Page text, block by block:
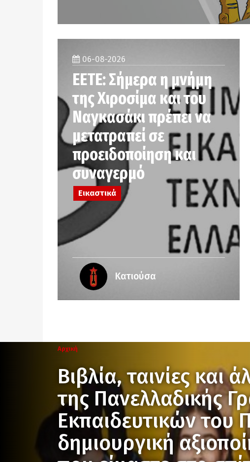
06-08-2026
ΕΕΤΕ: Σήμερα η μνήμη
της Χιροσίμα και του
Ναγκασάκι πρέπει να
μετατραπεί σε
προειδοποίηση και
συναγερμό
Εικαστικά
Κατιούσα
Αρχική
Βιβλία, ταινίες και
της Πανελλαδικής
Εκπαιδευτικών του
δημιουργική